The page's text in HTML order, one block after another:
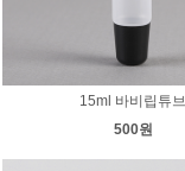
15ml 바비립튜브
500원